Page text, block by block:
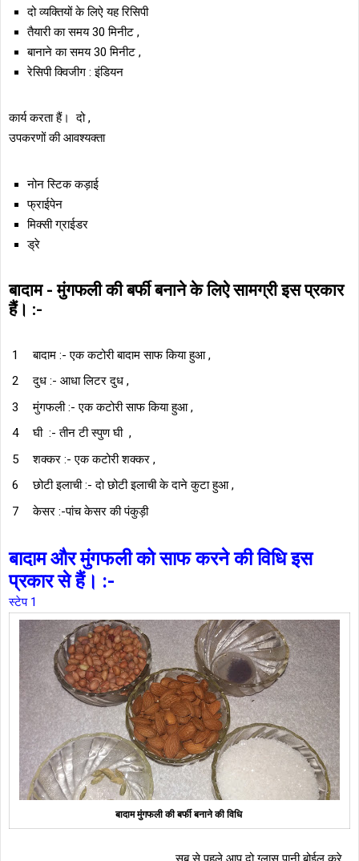
दो व्यक्तियों के लिऐ यह रिसिपी
तैयारी का समय 30 मिनीट ,
बानाने का समय 30 मिनीट ,
रेसिपी क्विजीग : इंडियन
कार्य करता हैं। दो ,
उपकरणों की आवश्यक्ता
नोन स्टिक कड़ाई
फ्राईपेन
मिक्सी ग्राईडर
ड्रे
बादाम - मुंगफली की बर्फी बनाने के लिऐ सामग्री इस प्रकार
हैं। :-
बादाम :- एक कटोरी बादाम साफ किया हुआ ,
दुध :- आधा लिटर दुध ,
मुंगफली :- एक कटोरी साफ किया हुआ ,
घी :- तीन टी स्पुण घी ,
शक्कर :- एक कटोरी शक्कर ,
छोटी इलाची :- दो छोटी इलाची के दाने कुटा हुआ ,
केसर :-पांच केसर की पंकुड़ी
बादाम और मुंगफली को साफ करने की विधि इस
प्रकार से हैं। :-
स्टेप 1
बादाम मुंगफली की बर्फी बनाने की वि‍धि